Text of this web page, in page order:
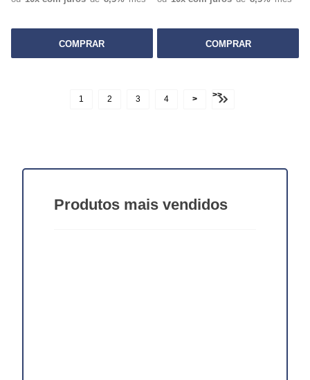
COMPRAR COMPRAR
1 2 3 4 > >>
Produtos mais vendidos